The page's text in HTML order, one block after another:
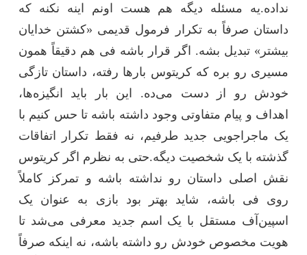
نداده.یه مسئله دیگه هم هست اونم اینه نکنه که
داستان صرفاً به تکرار فرمول قدیمی «کشتن خدایان
بیشتر» تبدیل بشه. اگر قرار باشه فی هم دقیقاً همون
مسیری رو بره که کریتوس بارها رفته، داستان تازگی
خودش رو از دست می‌ده. این بار باید انگیزه‌ها،
اهداف و پیام متفاوتی وجود داشته باشه تا حس کنیم با
یک ماجراجویی جدید طرفیم، نه فقط تکرار اتفاقات
گذشته با یک شخصیت دیگه.حتی به نظرم اگر کریتوس
نقش اصلی داستان رو نداشته باشه و تمرکز کاملاً
روی فی باشه، شاید بهتر بود بازی به عنوان یک
اسپین‌آف مستقل با یک اسم جدید معرفی می‌شد تا
هویت مخصوص خودش رو داشته باشه، نه اینکه صرفاً